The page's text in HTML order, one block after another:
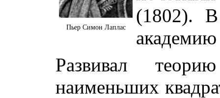
Пьер Симон Лаплас
(1802).
академию
Развивал
наименьших